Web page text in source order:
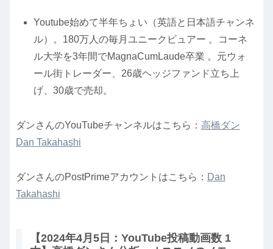
Youtube始めて半年ちょい（英語と日本語チャンネ
ル）。180万人の毎月ユニークビュアー 。コーネ
ル大学を3年間でMagnaCumLaude卒業 。元ウォ
ール街トレーダー、26歳ヘッジファンド立ち上
げ、30歳で売却。
ダンさんのYouTubeチャンネルはこちら： 高橋ダン
Dan Takahashi
ダンさんのPostPrimeアカウントはこちら： Dan
Takahashi
【2024年4月5日：YouTube投稿動画数 1